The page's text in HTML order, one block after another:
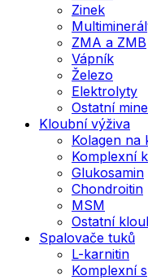
Zinek
ZMA a ZMB
Vápník
Železo
Elektrolyty
Ostatní
Kloubní výživa
Kolagen na
Komplexní
Glukosamin
Chondroitin
MSM
Ostatní
Spalovače tuků
L-karnitin
Komplexní